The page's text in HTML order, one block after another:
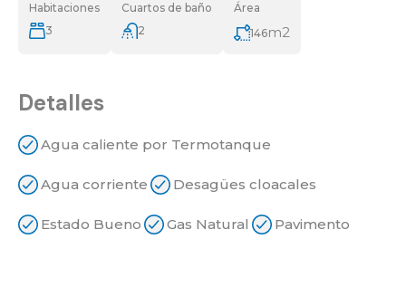
Habitaciones
3
Cuartos de baño
2
Área
146m2
Detalles
Agua caliente por Termotanque
Agua corriente Desagües cloacales
Estado Bueno Gas Natural Pavimento